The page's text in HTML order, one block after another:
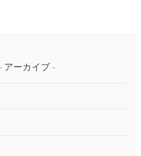
アーカイブ